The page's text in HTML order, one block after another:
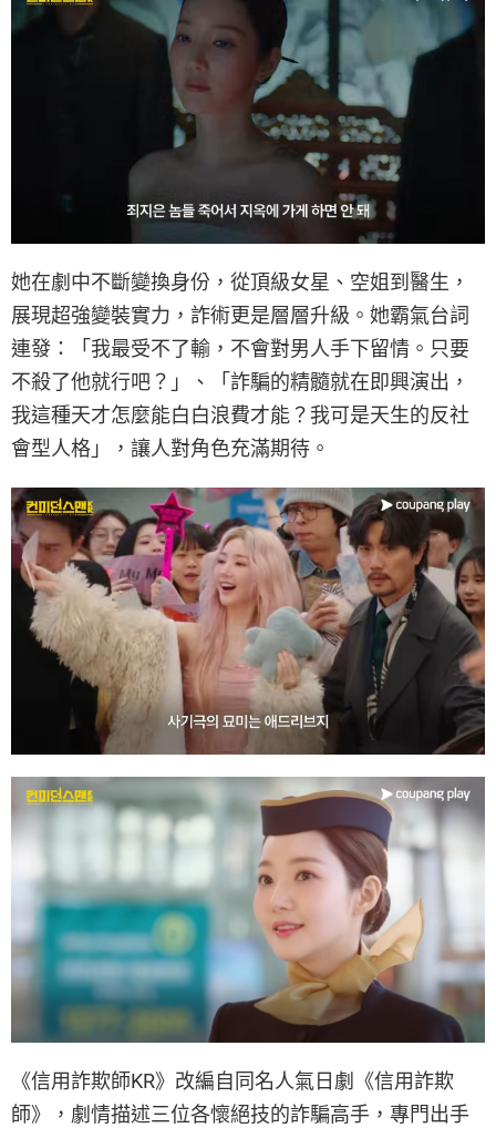
她在劇中不斷變換身份，從頂級女星、空姐到醫生，
展現超強變裝實力，詐術更是層層升級。她霸氣台詞
連發：「我最受不了輸，不會對男人手下留情。只要
不殺了他就行吧？」、「詐騙的精髓就在即興演出，
我這種天才怎麼能白白浪費才能？我可是天生的反社
會型人格」，讓人對角色充滿期待。
《信用詐欺師KR》改編自同名人氣日劇《信用詐欺
師》，劇情描述三位各懷絕技的詐騙高手，專門出手